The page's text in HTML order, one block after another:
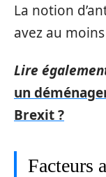
La notion
avez au
Lire
un
Brexit ?
Facteurs